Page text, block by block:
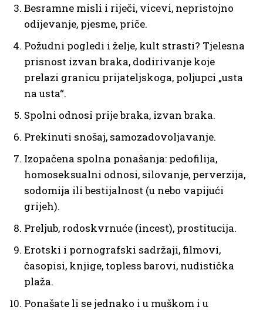
Besramne misli i riječi, vicevi, nepristojno
odijevanje, pjesme, priče.
Požudni pogledi i želje, kult strasti? Tjelesna
prisnost izvan braka, dodirivanje koje
prelazi granicu prijateljskoga, poljupci „usta
na usta“.
Spolni odnosi prije braka, izvan braka.
Prekinuti snošaj, samozadovoljavanje.
Izopačena spolna ponašanja: pedofilija,
homoseksualni odnosi, silovanje, perverzija,
sodomija ili bestijalnost (u nebo vapijući
grijeh).
Preljub, rodoskvrnuće (incest), prostitucija.
Erotski i pornografski sadržaji, filmovi,
časopisi, knjige, topless barovi, nudistička
plaža.
Ponašate li se jednako i u muškom i u